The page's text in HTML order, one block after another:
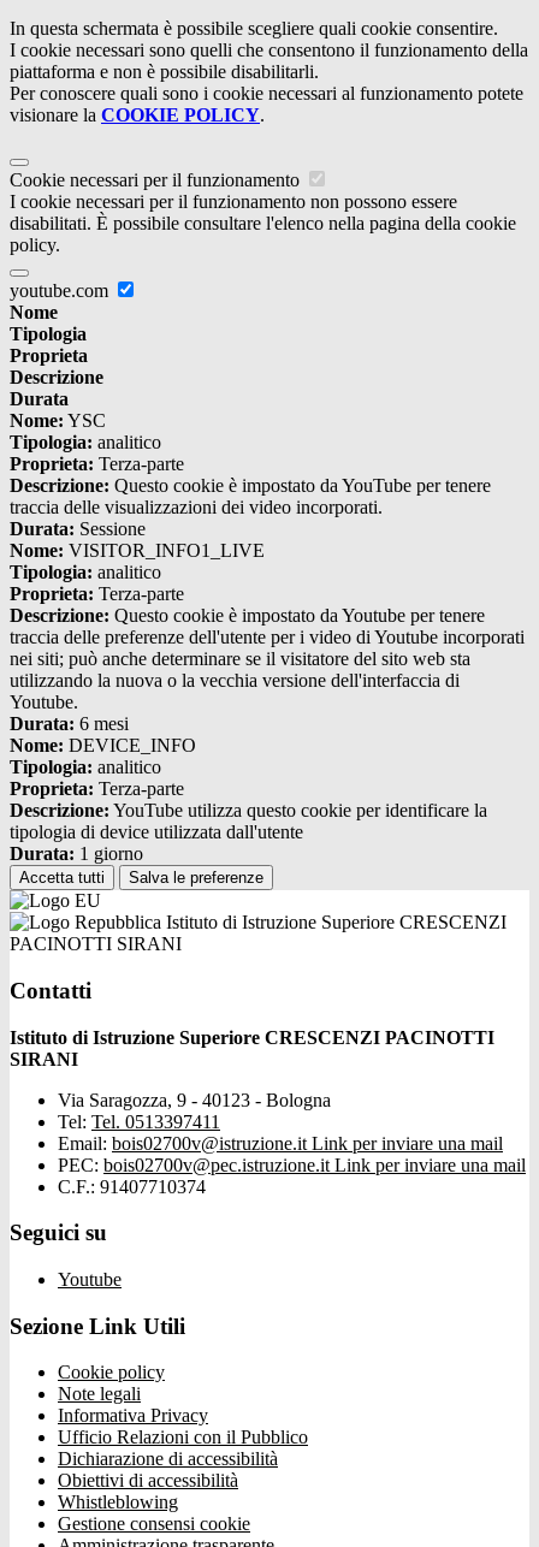
In questa schermata è possibile scegliere quali cookie consentire.
I cookie necessari sono quelli che consentono il funzionamento della
piattaforma e non è possibile disabilitarli.
Per conoscere quali sono i cookie necessari al funzionamento potete
visionare la COOKIE POLICY.
Cookie necessari per il funzionamento
I cookie necessari per il funzionamento non possono essere
disabilitati. È possibile consultare l'elenco nella pagina della cookie
policy.
youtube.com
Nome
Tipologia
Proprieta
Descrizione
Durata
Nome: YSC
Tipologia: analitico
Proprieta: Terza-parte
Descrizione: Questo cookie è impostato da YouTube per tenere
traccia delle visualizzazioni dei video incorporati.
Durata: Sessione
Nome: VISITOR_INFO1_LIVE
Tipologia: analitico
Proprieta: Terza-parte
Descrizione: Questo cookie è impostato da Youtube per tenere
traccia delle preferenze dell'utente per i video di Youtube incorporati
nei siti; può anche determinare se il visitatore del sito web sta
utilizzando la nuova o la vecchia versione dell'interfaccia di
Youtube.
Durata: 6 mesi
Nome: DEVICE_INFO
Tipologia: analitico
Proprieta: Terza-parte
Descrizione: YouTube utilizza questo cookie per identificare la
tipologia di device utilizzata dall'utente
Durata: 1 giorno
Accetta tutti Salva le preferenze
Istituto di Istruzione Superiore CRESCENZI
PACINOTTI SIRANI
Contatti
Istituto di Istruzione Superiore CRESCENZI PACINOTTI
SIRANI
Via Saragozza, 9 - 40123 - Bologna
Tel: Tel. 0513397411
Email: bois02700v@istruzione.it Link per inviare una mail
PEC: bois02700v@pec.istruzione.it Link per inviare una mail
C.F.: 91407710374
Seguici su
Youtube
Sezione Link Utili
Cookie policy
Note legali
Informativa Privacy
Ufficio Relazioni con il Pubblico
Dichiarazione di accessibilità
Obiettivi di accessibilità
Whistleblowing
Gestione consensi cookie